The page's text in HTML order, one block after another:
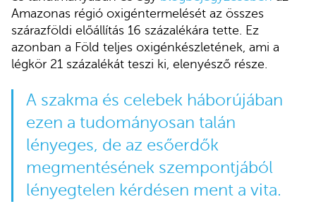
Amazonas régió oxigéntermelését az összes
szárazföldi előállítás 16 százalékára tette. Ez
azonban a Föld teljes oxigénkészletének, ami a
légkör 21 százalékát teszi ki, elenyésző része.
A szakma és celebek háborújában
ezen a tudományosan talán
lényeges, de az esőerdők
megmentésének szempontjából
lényegtelen kérdésen ment a vita.